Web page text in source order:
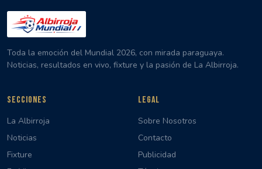
Toda la emoción del Mundial 2026, con mirada paraguaya.
Noticias, resultados en vivo, fixture y la pasión de La Albirroja.
SECCIONES
La Albirroja
Noticias
Fixture
LEGAL
Sobre Nosotros
Contacto
Publicidad